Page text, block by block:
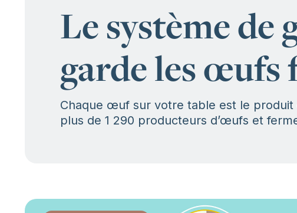
Le système de
garde les œufs
Chaque œuf sur votre table est le produit
plus de 1 290 producteurs d’œufs et